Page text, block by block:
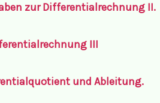
zur Differentialrechnung II.
III
und Ableitung.